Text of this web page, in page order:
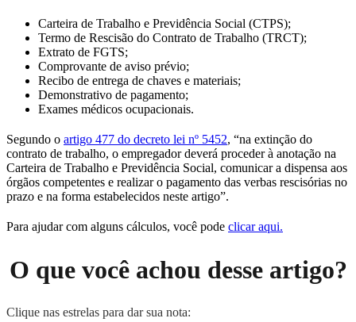
Carteira de Trabalho e Previdência Social (CTPS);
Termo de Rescisão do Contrato de Trabalho (TRCT);
Extrato de FGTS;
Comprovante de aviso prévio;
Recibo de entrega de chaves e materiais;
Demonstrativo de pagamento;
Exames médicos ocupacionais.
Segundo o artigo 477 do decreto lei nº 5452, “na extinção do
contrato de trabalho, o empregador deverá proceder à anotação na
Carteira de Trabalho e Previdência Social, comunicar a dispensa aos
órgãos competentes e realizar o pagamento das verbas rescisórias no
prazo e na forma estabelecidos neste artigo”.
Para ajudar com alguns cálculos, você pode clicar aqui.
O que você achou desse artigo?
Clique nas estrelas para dar sua nota: